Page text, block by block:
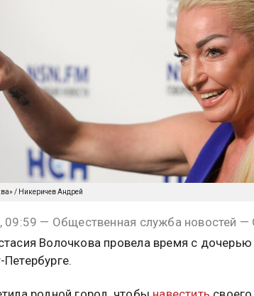
/ Никеричев Андрей
09:59 — Общественная служба новостей
Волочкова провела время с